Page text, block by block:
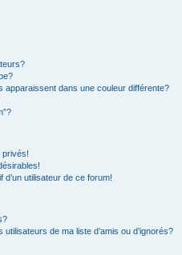
apparaissent dans une couleur différente?
privés!
d’un utilisateur de ce forum!
de ma liste d’amis ou d’ignorés?